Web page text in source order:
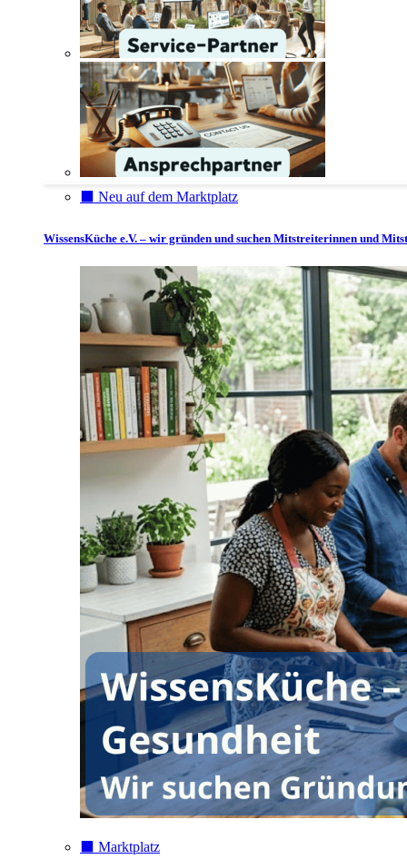
⬛️ Neu auf dem Marktplatz
WissensKüche e.V. – wir gründen und suchen Mitstreiterinnen und
⬛️ Marktplatz